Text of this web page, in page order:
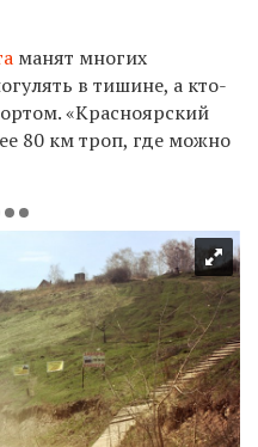
манят многих
в тишине, а кто-
«Красноярский
80 км троп, где можно